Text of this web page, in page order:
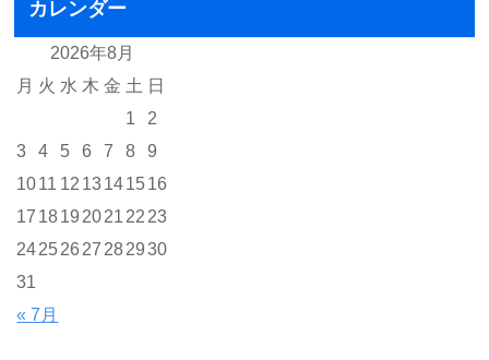
カレンダー
2026年8月
月 火 水 木 金 土 日
« 7月
1
2
3
4 5 6 7 8
9
1011 12 13141516
17 1819 2021 22 23
242526 27 2829 30
31